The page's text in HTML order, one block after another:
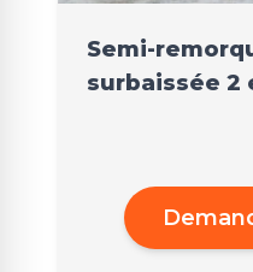
Semi-
surbaissée 2